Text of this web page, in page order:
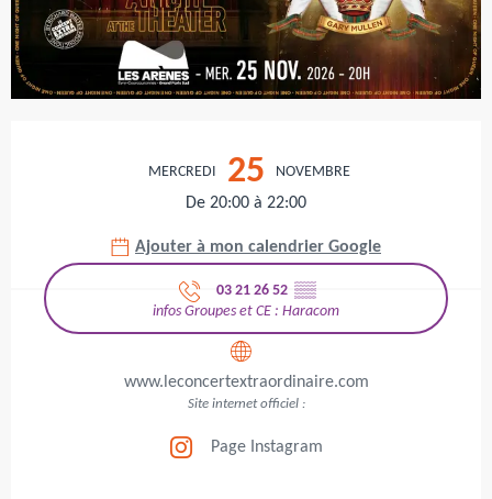
MERCREDI 25 NOVEMBRE
De 20:00 à 22:00
Ajouter à mon calendrier Google
03 21 26 52 ▒▒
infos Groupes et CE : Haracom
www.leconcertextraordinaire.com
Site internet officiel :
Page Instagram